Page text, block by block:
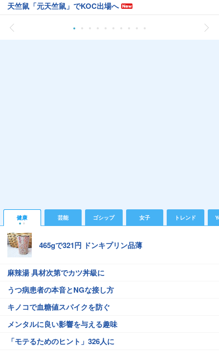
天竺鼠「元天竺鼠」でKOC出場へ
健康 芸能 ゴシップ 女子 トレンド
465gで321円 ドンキプリン品薄
麻辣湯 具材次第でカツ丼級に
うつ病患者の本音とNGな接し方
キノコで血糖値スパイクを防ぐ
メンタルに良い影響を与える趣味
「モテるためのヒント」326人に